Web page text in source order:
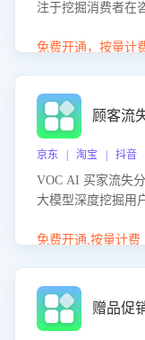
注于挖掘消费者在
商品信息，进行多
企业优化营销话
化率，避免陷入单
免费开通，按量计
顾客流
京东 | 淘宝 | 抖音
VOC AI 买家流失
大模型深度挖掘用
应延迟、竞品价格
免费开通,按量计费
赠品促